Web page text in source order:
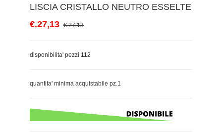
LISCIA CRISTALLO NEUTRO ESSELTE
€.27,13 €.27,13
disponibilita' pezzi 112
quantita' minima acquistabile pz.1